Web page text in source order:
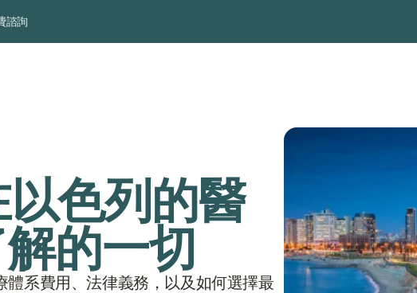
諮詢
色列的醫
的一切
系費用、法律義務，以及如何選擇最